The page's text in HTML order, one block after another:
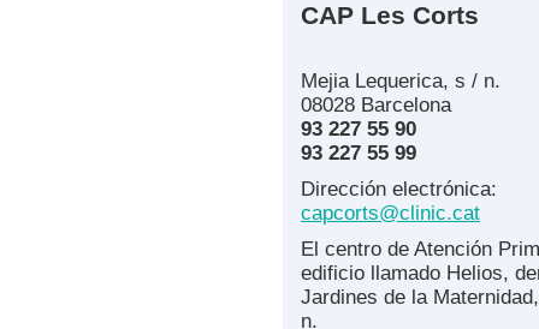
CAP Les Corts
Mejia Lequerica, s / n.
08028 Barcelona
93 227 55 90
93 227 55 99
Dirección electrónica:
capcorts@clinic.cat
El centro de Atención
edificio llamado Helios,
Jardines de la
n.